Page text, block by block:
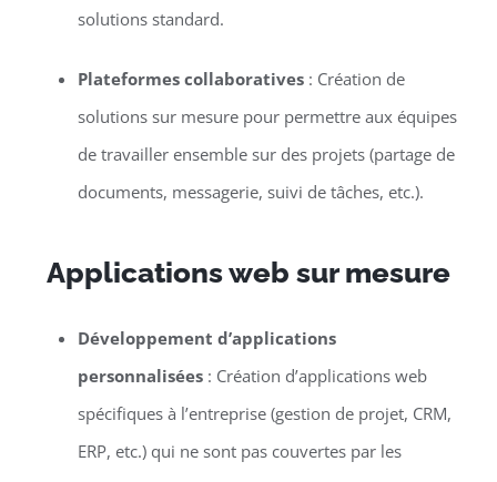
solutions standard.
Plateformes collaboratives: Création de
solutions sur mesure pour permettre aux équipes
de travailler ensemble sur des projets (partage de
documents, messagerie, suivi de tâches, etc.).
Applications web sur mesure
Développement d’applications
personnalisées: Création d’applications web
spécifiques à l’entreprise (gestion de projet, CRM,
ERP, etc.) qui ne sont pas couvertes par les